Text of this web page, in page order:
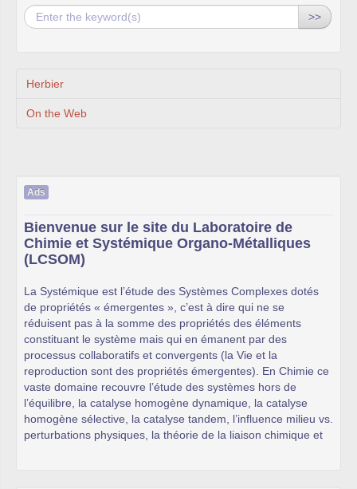
>>
Herbier
On the Web
Ads
Bienvenue sur le site du Laboratoire de
Chimie et Systémique Organo-Métalliques
(LCSOM)
La Systémique est l’étude des Systèmes Complexes dotés
de propriétés « émergentes », c’est à dire qui ne se
réduisent pas à la somme des propriétés des éléments
constituant le système mais qui en émanent par des
processus collaboratifs et convergents (la Vie et la
reproduction sont des propriétés émergentes). En Chimie ce
vaste domaine recouvre l’étude des systèmes hors de
l’équilibre, la catalyse homogène dynamique, la catalyse
homogène sélective, la catalyse tandem, l’influence milieu vs.
perturbations physiques, la théorie de la liaison chimique et